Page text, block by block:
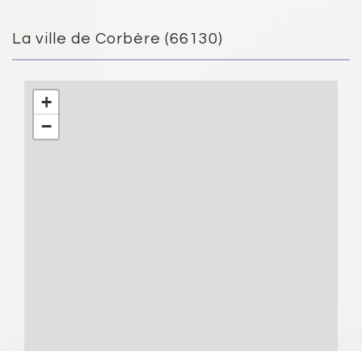
La ville de Corbère (66130)
+
−